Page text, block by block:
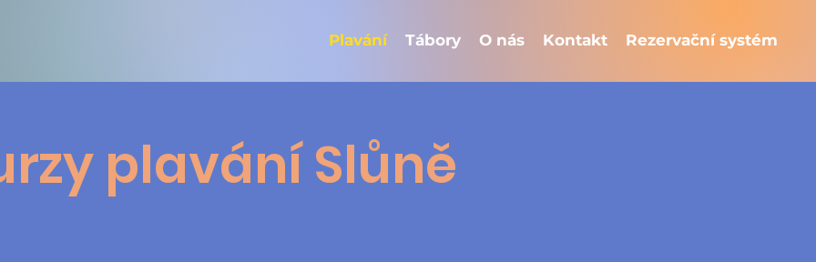
Plavání Tábory O nás Kontakt Rezervační systém
plavání Slůně